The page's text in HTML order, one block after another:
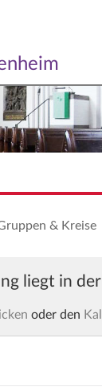
& Kreise
liegt in
oder den